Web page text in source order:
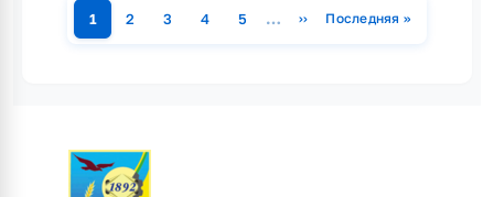
на
в
Барнауле
Страница
1 Страница
2 Страница
3 Страница
4 Страница
5 … Следующая страница
›› Последняя
Последняя »